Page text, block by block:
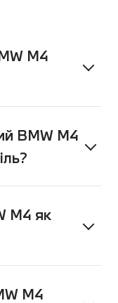
M4
BMW M4
M4 як
M4